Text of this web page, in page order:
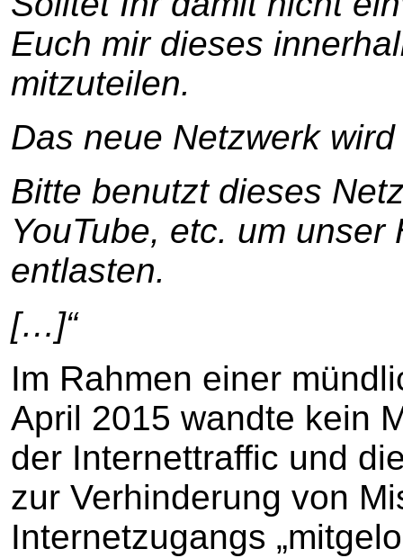
Euch mir dieses
mitzuteilen.
Das neue Netzwerk
Bitte benutzt dieses
YouTube, etc. um unser
entlasten.
[…]“
Im Rahmen einer
April 2015 wandte kein
der Internettraffic und
zur Verhinderung von
Internetzugangs